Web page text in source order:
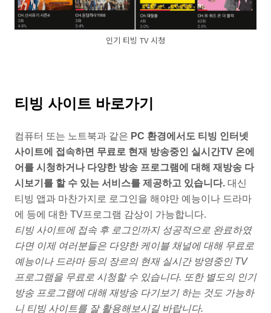
인기 티빙 TV 시청
티빙 사이트 바로가기
컴퓨터 또는 노트북과 같은 PC 환경에서도 티빙 인터넷
사이트에 접속하면 무료로 현재 방송중인 실시간TV 온에
어를 시청하거나 다양한 방송 프로그램에 대해 재방송 다
시보기를 할 수 있는 서비스를 제공하고 있습니다. 대신
티빙 앱과 마찬가지로 로그인을 해야만 예능이나 드라마
에 등에 대한 TV프로그램 감상이 가능합니다.
티빙 사이트에 접속 후 로그인까지 성공적으로 완료하였
다면 이제 여러분들은 다양한 케이블 채널에 대해 무료로
예능이나 드라마 등의 장르의 현재 실시간 방영중인 TV
프로그램을 무료로 시청할 수 있습니다. 또한 별도의 인기
방송 프로그램에 대해 재방송 다기보기 하는 것도 가능하
니 티빙 사이트를 잘 활용해보시길 바랍니다.